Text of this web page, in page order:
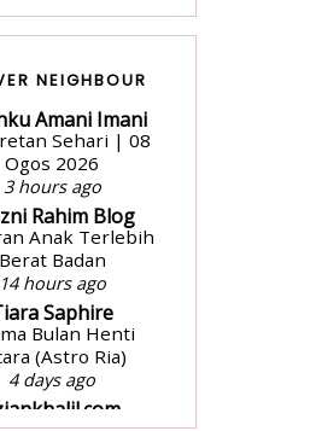
NEIGHBOUR
Amani Imani
Sehari | 08
Ogos 2026
3 hours ago
Rahim Blog
Anak Terlebih
Berat Badan
14 hours ago
Saphire
Bulan Henti
(Astro Ria)
4 days ago